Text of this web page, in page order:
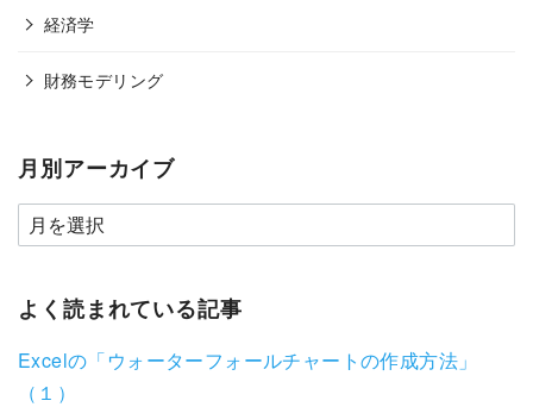
経済学
財務モデリング
月別アーカイブ
よく読まれている記事
Excelの「ウォーターフォールチャートの作成方法」
（１）